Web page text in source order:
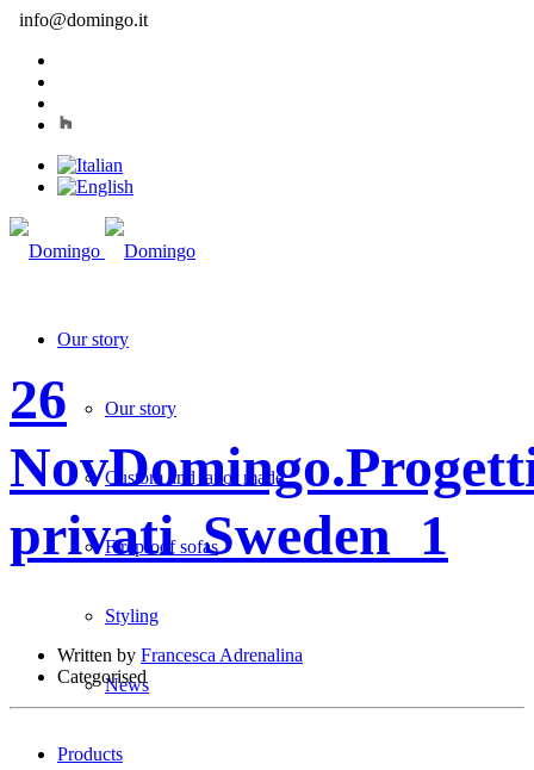
info@domingo.it
Our story
Our story
Custom and tailor made
Fireproof sofas
Styling
News
Products
26
Nov
privati_Sweden_1
Written by Francesca Adrenalina
Categorised